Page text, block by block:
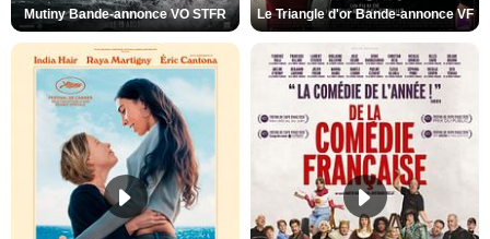
Mutiny Bande-annonce VO STFR Le Triangle d'or Bande-annonce VF